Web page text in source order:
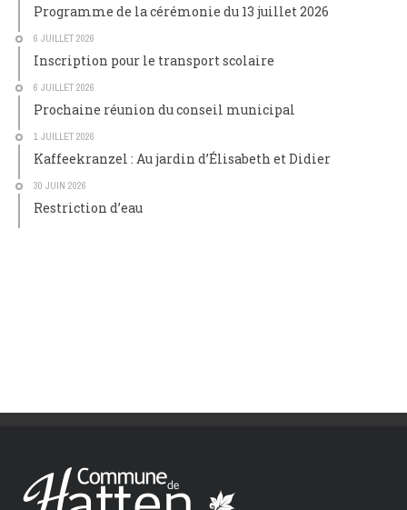
Programme de la cérémonie du 13 juillet 2026
6 JUILLET 2026
Inscription pour le transport scolaire
6 JUILLET 2026
Prochaine réunion du conseil municipal
1 JUILLET 2026
Kaffeekranzel : Au jardin d’Élisabeth et Didier
30 JUIN 2026
Restriction d’eau